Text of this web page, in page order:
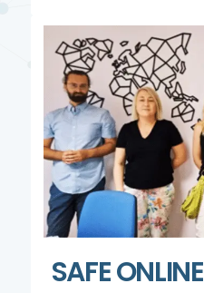
SAFE ONLINE